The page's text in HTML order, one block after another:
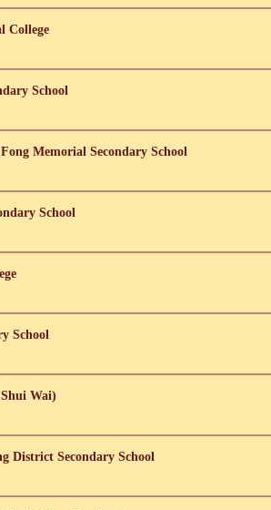
College
School
Memorial Secondary School
School
School
Wai)
District Secondary School